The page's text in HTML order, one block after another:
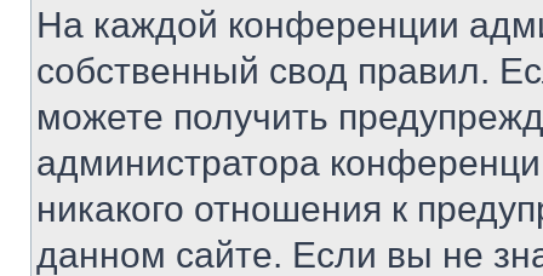
На каждой конференции
собственный свод правил.
можете получить
администратора
никакого отношения к
данном сайте. Если вы не